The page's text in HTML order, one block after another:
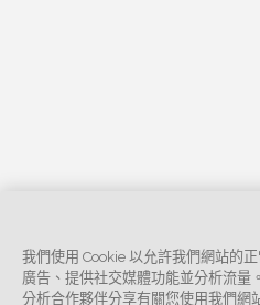
我們使用 Cookie 以允許我們網站的
廣告、提供社交媒體功能並分析流量
分析合作夥伴分享有關您使用我們網